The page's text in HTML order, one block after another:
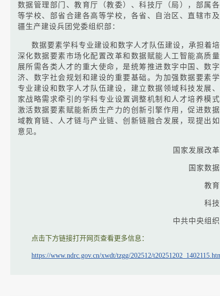
数据管理部门、教育厅（教委）、科技厅（局），部属
等学校、部省合建各高等学校，各省、自治区、直辖市
疆生产建设兵团党委组织部：
数据要素学科专业建设和数字人才队伍建设，承担着
深化数据要素市场化配置改革和数据赋能人工智能高质
展所需各类人才的重大使命，是统筹推进数字中国、数
济、数字社会规划和建设的重要基础。为加强数据要素
专业建设和数字人才队伍建设，建立数据领域科技发展
家战略需求牵引的学科专业设置调整机制和人才培养模
激活数据要素赋能新质生产力的创新引擎作用，促进数
域教育链、人才链与产业链、创新链融合发展，现提出
意见。
国家发展改
国家数
教
科
中共中央组
点击下方链接打开网页查看更多信息：
https://www.ndrc.gov.cn/xwdt/tzgg/202512/